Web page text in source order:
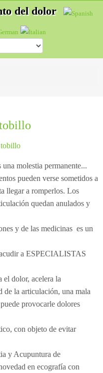
al osteópata?
que nos llamen
del dolor
molestia permanente...
pueden verse sometidos a
llegar a romperlos. Los
quedan anulados y
y de las medicinas es un
a ESPECIALISTAS
el dolor, acelera la
de la articulación, una mala
provocarle dolores
con objeto de evitar
y Acupuntura de
en ecografía con